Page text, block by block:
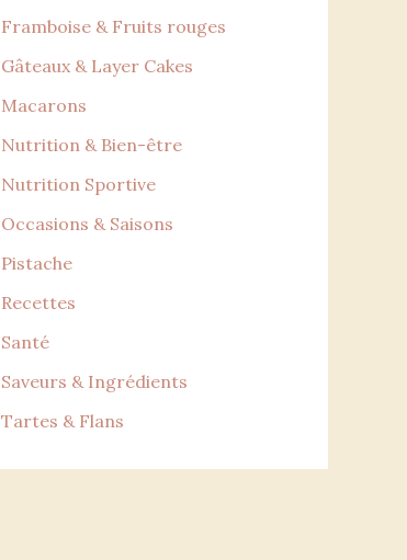
Framboise & Fruits rouges
Gâteaux & Layer Cakes
Macarons
Nutrition & Bien-être
Nutrition Sportive
Occasions & Saisons
Pistache
Recettes
Santé
Saveurs & Ingrédients
Tartes & Flans